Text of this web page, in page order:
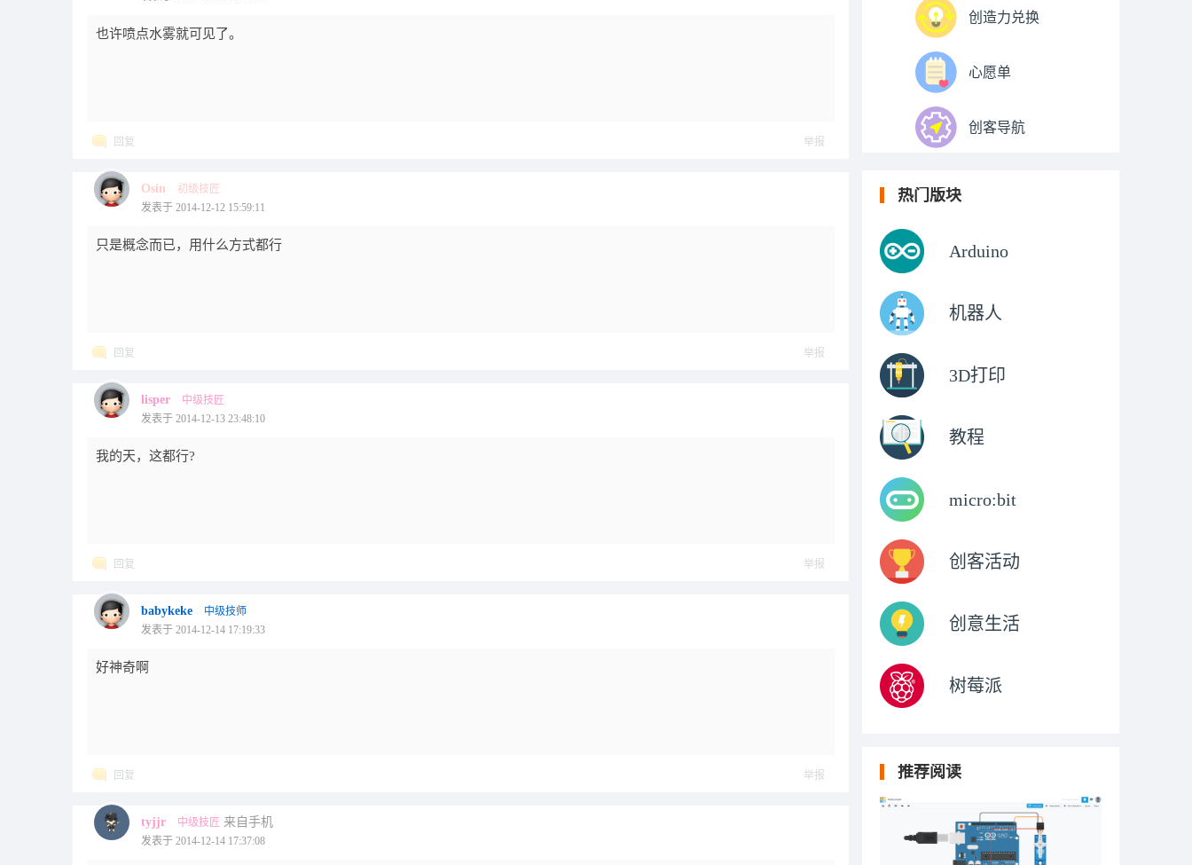
也许喷点水雾就可见了。
回复 举报
Osin
初级技匠
发表于 2014-12-12 15:59:11
只是概念而已，用什么方式都行
回复 举报
lisper
中级技匠
发表于 2014-12-13 23:48:10
我的天，这都行?
回复 举报
babykeke
中级技师
发表于 2014-12-14 17:19:33
好神奇啊
回复 举报
tyjjr 中级技匠 来自手机
发表于 2014-12-14 17:37:08
创造力兑换
心愿单
创客导航
热门版块
Arduino
机器人
3D打印
教程
micro:bit
创客活动
创意生活
树莓派
推荐阅读